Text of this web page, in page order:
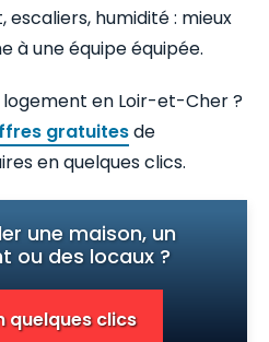
humidité : mieux
une équipe équipée.
logement en Loir-et-Cher ?
gratuitesde
en quelques clics.
une maison, un
ou des locaux ?
quelques clics